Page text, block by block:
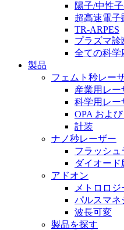
陽子/中性
超高速電子
TR-ARPES
プラズマ診
全ての科学
製品
フェムト秒レー
産業用レー
科学用レー
OPA およ
計装
ナノ秒レーザー
フラッシュ
ダイオー
アドオン
メトロロジ
パルスマネ
波長可変
製品を探す